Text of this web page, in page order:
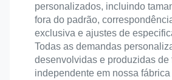
personalizados, incluindo
fora do padrão,
exclusiva e ajustes de
Todas as demandas
desenvolvidas e produzidas de
independente em nossa